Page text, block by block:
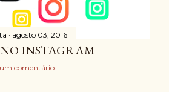
agosto 03, 2016
INSTAGRAM
comentário